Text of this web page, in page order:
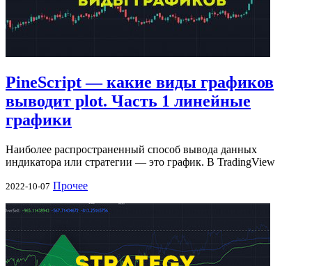
PineScript — какие виды графиков
выводит plot. Часть 1 линейные
графики
Наиболее распространенный способ вывода данных
индикатора или стратегии — это график. В TradingView
2022-10-07 Прочее